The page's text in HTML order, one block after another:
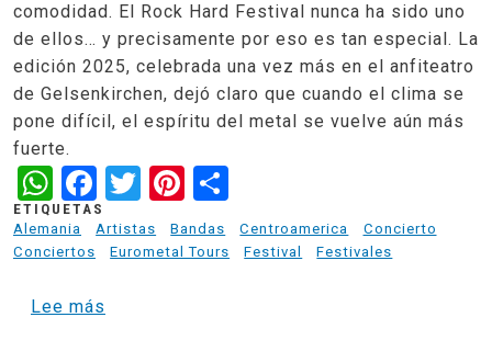
comodidad. El Rock Hard Festival nunca ha sido uno
de ellos… y precisamente por eso es tan especial. La
edición 2025, celebrada una vez más en el anfiteatro
de Gelsenkirchen, dejó claro que cuando el clima se
pone difícil, el espíritu del metal se vuelve aún más
fuerte.
WhatsApp
Facebook
TwitterPinterest
ETIQUETAS
Alemania
Artistas Bandas Centroamerica
Concierto
Conciertos
Eurometal Tours Festival Festivales
Lee más